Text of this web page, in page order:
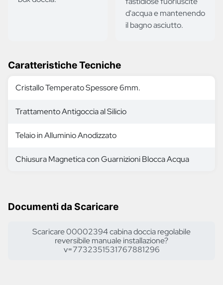
d'acqua e mantenendo
il bagno asciutto.
Caratteristiche Tecniche
Cristallo Temperato Spessore 6mm.
Trattamento Antigoccia al Silicio
Telaio in Alluminio Anodizzato
Chiusura Magnetica con Guarnizioni Blocca Acqua
Documenti da Scaricare
Scaricare 00002394 cabina doccia regolabile
reversibile manuale installazione?
v=7732351531767881296